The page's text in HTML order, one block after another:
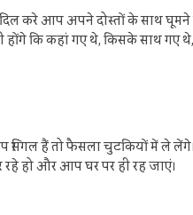
करे आप अपने दोस्तों के साथ
कि कहां गए थे, किसके साथ गए
हैं तो फैसला चुटकियों में ले
हो और आप घर पर ही रह जाएं।